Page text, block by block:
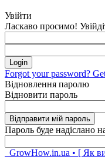
Увійти
Ласкаво просимо!
Forgot your password?
Відновлення паролю
Відновити пароль
Пароль буде надіслано
GrowHow.in.ua • [ Як